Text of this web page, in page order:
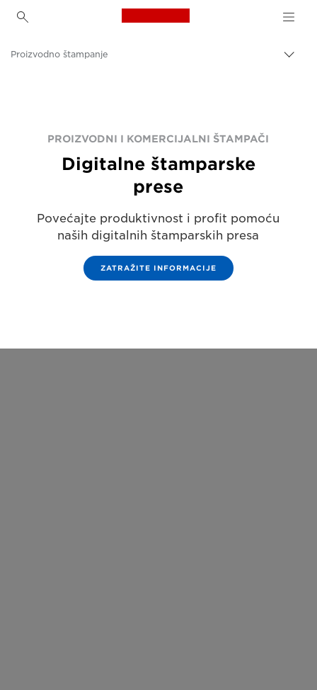
Canon Logo, back to
Poslovni proizvodi
Proizvodno štampanje
PROIZVODNI I KOMERCIJALNI ŠTAMPAČI
Digitalne štamparske
prese
Povećajte produktivnost i profit pomoću
naših digitalnih štamparskih presa
ZATRAŽITE INFORMACIJE